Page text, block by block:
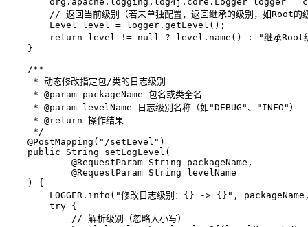
// 返回当前级别（若未单独配置，返回继承的级别，如Root的
Level
level = logger.getLevel();
return level != null ? level.name() :
"继承Root
    }
/**
     * 动态修改指定包/类的日志级别
     *
@param packageName 包名或类全名
     *
@param levelName 日志级别名称（如"DEBUG"、"INFO"）
     *
@return 操作结果
     */
@PostMapping("/setLevel")
public String setLogLevel (
@RequestParam String packageName,
@RequestParam String levelName
    )
{
        LOGGER.info(
"修改日志级别：{} -> {}" ,
try {
// 解析级别（忽略大小写）